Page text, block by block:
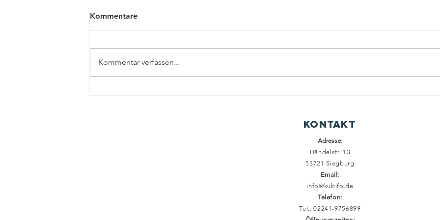
Traditioneller Aşure-Tag
Kommentare
Kommentar verfassen...
Kontakt
Adresse:
Händelstr. 13
53721 Siegburg
Email:
info@kubifo.de
Telefon:
Tel.: 02241-9756899